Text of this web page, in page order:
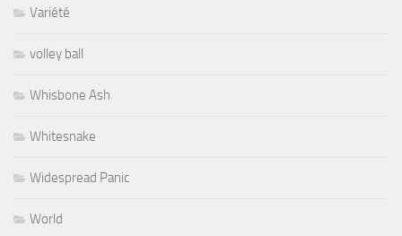
Variété
volley ball
Whisbone Ash
Whitesnake
Widespread Panic
World